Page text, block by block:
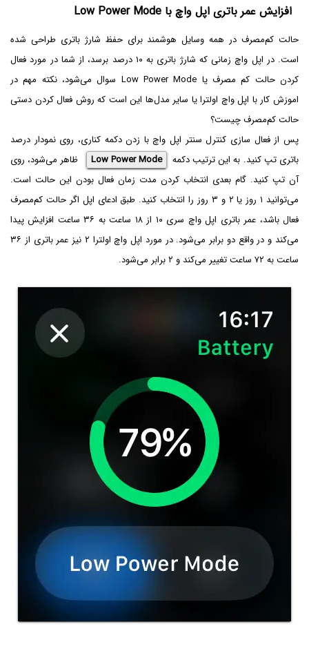
افزایش عمر باتری اپل واچ با Low Power Mode
حالت کم‌مصرف در همه وسایل هوشمند برای حفظ شارژ باتری طراحی شده
است. در اپل واچ زمانی که شارژ باتری به ۱۰ درصد برسد، از شما در مورد فعال
کردن حالت کم مصرف یا Low Power Mode سوال می‌شود، نکته مهم در
اموزش کار با اپل واچ اولترا یا سایر مدل‌ها این است که روش فعال کردن دستی
حالت کم‌مصرف چیست؟
پس از فعال سازی کنترل سنتر اپل واچ با زدن دکمه کناری، روی نمودار درصد
باتری تپ کنید. به این ترتیب دکمه
Low Power Mode
ظاهر می‌شود، روی
آن تپ کنید. گام بعدی انتخاب کردن مدت زمان فعال بودن این حالت است.
می‌توانید ۱ روز یا ۲ و ۳ روز را انتخاب کنید. طبق ادعای اپل اگر حالت کم‌مصرف
فعال باشد، عمر باتری اپل واچ سری ۱۰ از ۱۸ ساعت به ۳۶ ساعت افزایش پیدا
می‌کند و در واقع دو برابر می‌شود. در مورد اپل واچ اولترا ۲ نیز عمر باتری از ۳۶
ساعت به ۷۲ ساعت تغییر می‌کند و ۲ برابر می‌شود.